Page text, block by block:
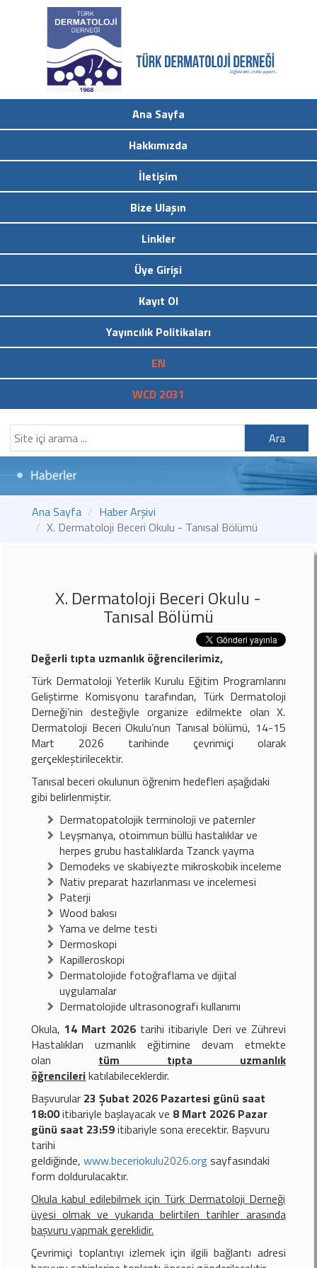
Ana Sayfa
Hakkımızda
İletişim
Bize Ulaşın
Linkler
Üye Girişi
Kayıt Ol
Yayıncılık Politikaları
EN
WCD 2031
Ara
Ana Sayfa
Haber Arşivi
X. Dermatoloji Beceri Okulu - Tanısal Bölümü
X. Dermatoloji Beceri Okulu -
Tanısal Bölümü
Değerli tıpta uzmanlık öğrencilerimiz,
Türk Dermatoloji Yeterlik Kurulu Eğitim Programlarını
Geliştirme Komisyonu tarafından, Türk Dermatoloji
Derneği’nin desteğiyle organize edilmekte olan X.
Dermatoloji Beceri Okulu’nun Tanısal bölümü, 14-15
Mart 2026 tarihinde çevrimiçi olarak
gerçekleştirilecektir.
Tanısal beceri okulunun öğrenim hedefleri aşağıdaki
gibi belirlenmiştir.
Dermatopatolojik terminoloji ve paternler
Leyşmanya, otoimmun büllü hastalıklar ve
herpes grubu hastalıklarda Tzanck yayma
Demodeks ve skabiyezte mikroskobik inceleme
Nativ preparat hazırlanması ve incelemesi
Paterji
Wood bakısı
Yama ve delme testi
Dermoskopi
Kapilleroskopi
Dermatolojide fotoğraflama ve dijital
uygulamalar
Dermatolojide ultrasonografi kullanımı
Okula, 14 Mart 2026 tarihi itibariyle Deri ve Zührevi
Hastalıkları uzmanlık eğitimine devam etmekte
olan tüm tıpta uzmanlık
öğrencilerikatılabileceklerdir.
Başvurular 23 Şubat 2026 Pazartesi günü saat
18:00itibariyle başlayacak ve 8 Mart 2026 Pazar
günü saat 23:59itibariyle sona erecektir. Başvuru
tarihi
geldiğinde,www.beceriokulu2026.orgsayfasındaki
form doldurulacaktır.
Okula kabul edilebilmek için Türk Dermatoloji Derneği
üyesi olmak ve yukarıda belirtilen tarihler arasında
başvuru yapmak gereklidir.
Çevrimiçi toplantıyı izlemek için ilgili bağlantı adresi